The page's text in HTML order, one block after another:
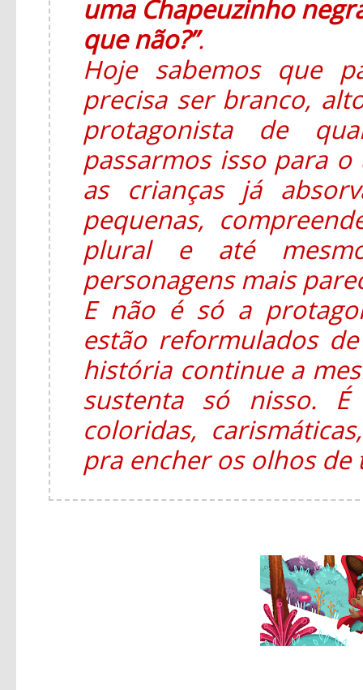
uma Chapeuzinho
que não?”.
Hoje sabemos que
precisa ser branco,
protagonista de
passarmos isso para
as crianças já
pequenas,
plural e até
personagens mais
E não é só a
estão reformulados
história continue a
sustenta só nisso. É
coloridas,
pra encher os olhos